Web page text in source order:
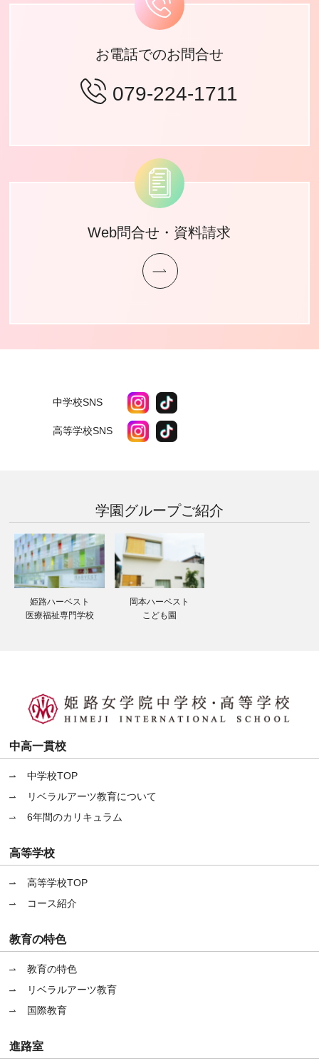
お電話でのお問合せ
079-224-1711
Web問合せ・資料請求
中学校SNS
高等学校SNS
学園グループご紹介
姫路ハーベスト
医療福祉専門学校
岡本ハーベスト
こども園
中高一貫校
中学校TOP
リベラルアーツ教育について
6年間のカリキュラム
高等学校
高等学校TOP
コース紹介
教育の特色
教育の特色
リベラルアーツ教育
国際教育
進路室